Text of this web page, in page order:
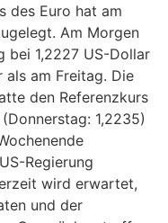
des Euro hat am
Am Morgen
bei 1,2227 US-Dollar
am Freitag. Die
den Referenzkurs
1,2235)
Regierung
wird erwartet,
und der